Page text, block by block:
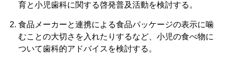
育と小児歯科に関する啓発普及活動を検討する。
食品メーカーと連携による食品パッケージの表示に噛
むことの大切さを入れたりするなど、小児の食べ物に
ついて歯科的アドバイスを検討する。